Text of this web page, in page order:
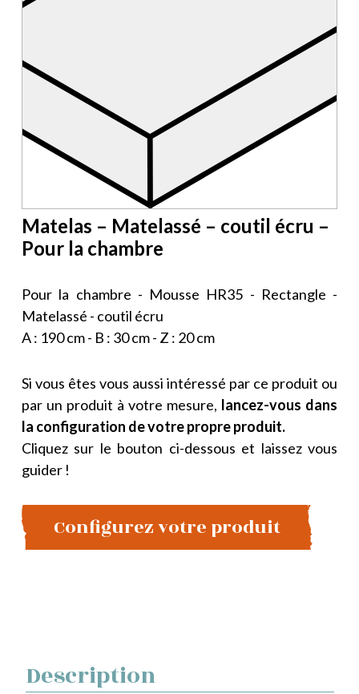
Matelas – Matelassé – coutil écru –
Pour la chambre
Pour la chambre - Mousse HR35 - Rectangle -
Matelassé - coutil écru
A : 190 cm - B : 30 cm - Z : 20 cm
Si vous êtes vous aussi intéressé par ce produit ou
par un produit à votre mesure, lancez-vous dans
la configuration de votre propre produit.
Cliquez sur le bouton ci-dessous et laissez vous
guider !
Configurez votre produit
Description